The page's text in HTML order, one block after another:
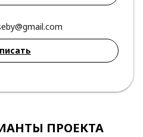
ПРОЕКТА